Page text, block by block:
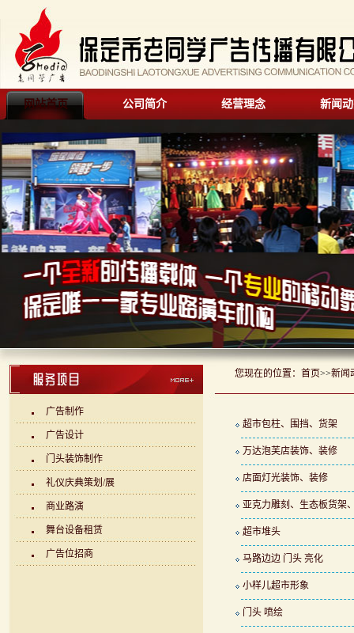
网站首页 公司简介 经营理念 新闻
广告制作
广告设计
门头装饰制作
礼仪庆典策划/展
商业路演
舞台设备租赁
广告位招商
您现在的位置： 首页>>新闻
超市包柱、围挡、货架
万达泡芙店装饰、装修
店面灯光装饰、装修
亚克力雕刻、生态板货架
超市堆头
马路边边 门头 亮化
小样儿超市形象
门头 喷绘